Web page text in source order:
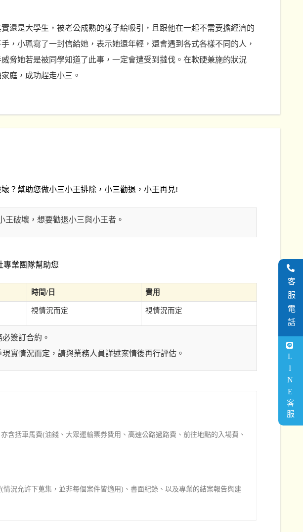
還是大學生，被老公成熟的樣子給吸引，且跟他在一起不需要擔經濟的
，小珮寫了一封信給她，表示她還年輕，還會遇到各式各樣不同的人，
脅她若是被同學知道了此事，一定會遭受到撻伐。在軟硬兼施的狀況
庭，成功趕走小三。
？幫助您做小三小王排除，小三勸退，小王再見!
王破壞，想要勸退小三與小王者。
專業團隊幫助您
時間/日 費用
視情況而定 視情況而定
簽訂合約。
實情況而定，請與業務人員詳述案情後再行評估。
含括車馬費(油錢、大眾運輸票券費用、高速公路過路費、前往地點的入場費、
況允許下蒐集，並非每個案件皆適用)、書面紀錄、以及專業的結案報告與建
客服電話
LINE客服